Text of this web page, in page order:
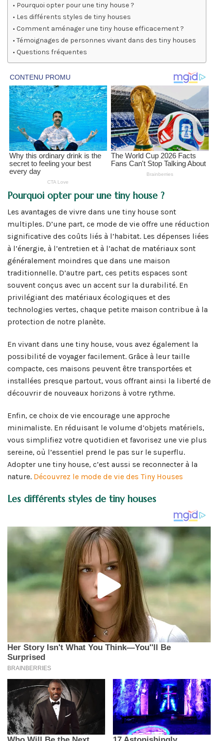
Pourquoi opter pour une tiny house ?
Les différents styles de tiny houses
Comment aménager une tiny house efficacement ?
Témoignages de personnes vivant dans des tiny houses
Questions fréquentes
Pourquoi opter pour une tiny house ?
Les avantages de vivre dans une tiny house sont
multiples. D’une part, ce mode de vie offre une réduction
significative des coûts liés à l’habitat. Les dépenses liées
à l’énergie, à l’entretien et à l’achat de matériaux sont
généralement moindres que dans une maison
traditionnelle. D’autre part, ces petits espaces sont
souvent conçus avec un accent sur la durabilité. En
privilégiant des matériaux écologiques et des
technologies vertes, chaque petite maison contribue à la
protection de notre planète.
En vivant dans une tiny house, vous avez également la
possibilité de voyager facilement. Grâce à leur taille
compacte, ces maisons peuvent être transportées et
installées presque partout, vous offrant ainsi la liberté de
découvrir de nouveaux horizons à votre rythme.
Enfin, ce choix de vie encourage une approche
minimaliste. En réduisant le volume d’objets matériels,
vous simplifiez votre quotidien et favorisez une vie plus
sereine, où l’essentiel prend le pas sur le superflu.
Adopter une tiny house, c’est aussi se reconnecter à la
nature. Découvrez le mode de vie des Tiny Houses
Les différents styles de tiny houses